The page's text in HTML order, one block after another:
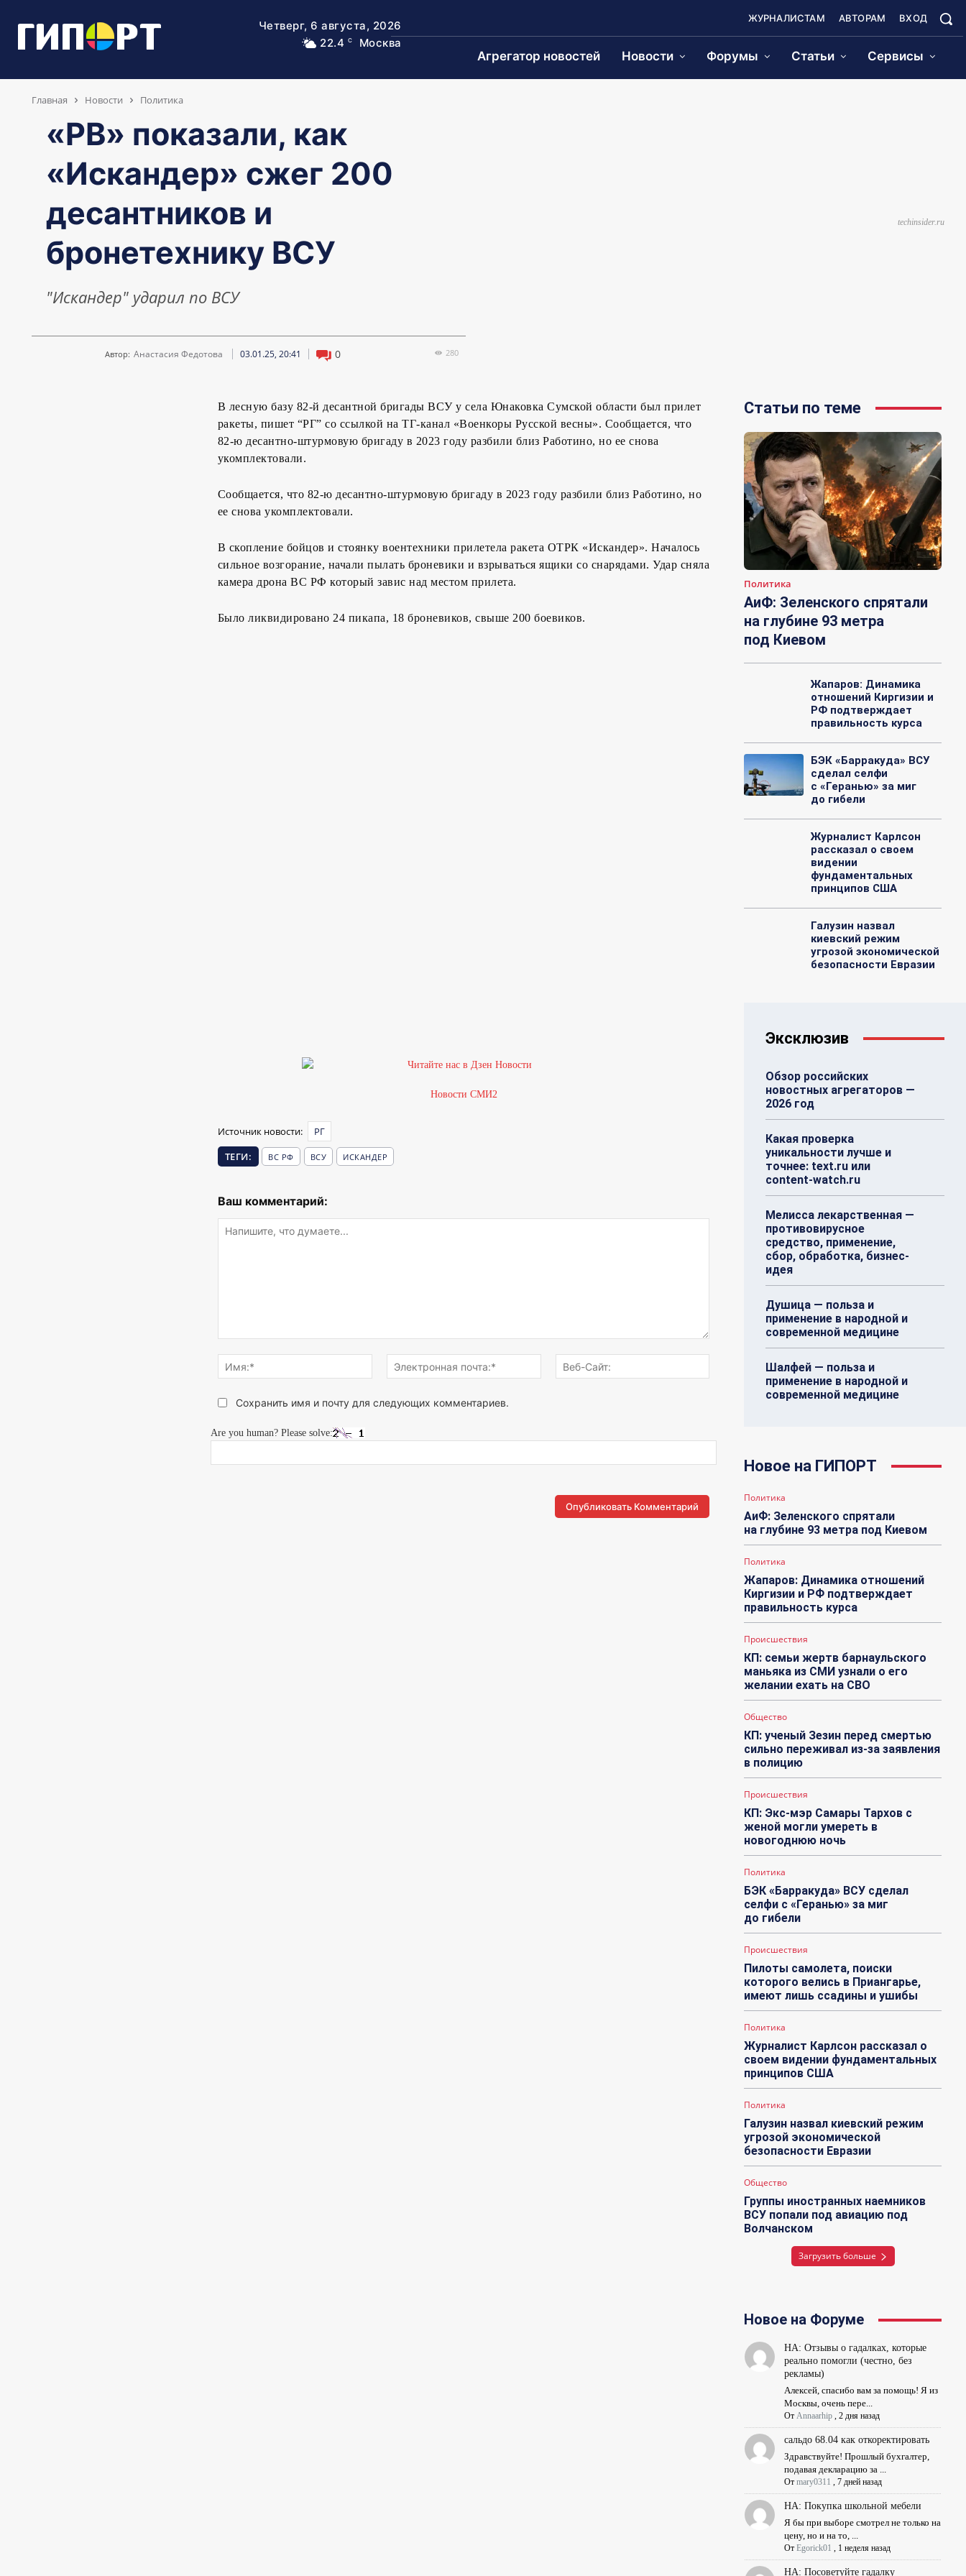
Четверг, 6 августа, 2026
22.4
C Москва
ЖУРНАЛИСТАМ АВТОРАМ ВХОД
Агрегатор новостей Новости Форумы Статьи Сервисы
Главная Новости Политика
«РВ» показали, как
«Искандер» сжег 200
десантников и
бронетехнику ВСУ
"Искандер" ударил по ВСУ
Автор: Анастасия Федотова 03.01.25, 20:41 0 280
techinsider.ru
В лесную базу 82-й десантной бригады ВСУ у села Юнаковка Сумской области был прилет
ракеты, пишет “РГ” со ссылкой на ТГ-канал «Военкоры Русской весны». Сообщается, что
82-ю десантно-штурмовую бригаду в 2023 году разбили близ Работино, но ее снова
укомплектовали.
Сообщается, что 82-ю десантно-штурмовую бригаду в 2023 году разбили близ Работино, но
ее снова укомплектовали.
В скопление бойцов и стоянку воентехники прилетела ракета ОТРК «Искандер». Началось
сильное возгорание, начали пылать броневики и взрываться ящики со снарядами. Удар сняла
камера дрона ВС РФ который завис над местом прилета.
Было ликвидировано 24 пикапа, 18 броневиков, свыше 200 боевиков.
Новости СМИ2
Источник новости:
РГ
ТЕГИ:
ВС РФ ВСУ ИСКАНДЕР
Ваш комментарий:
что
думаете...
Имя:*
Электронная
почта:*
Сохранить имя и почту для следующих комментариев.
Are you human? Please solve:
Статьи по теме
Политика
АиФ: Зеленского спрятали
на глубине 93 метра
под Киевом
Жапаров: Динамика
отношений Киргизии и
РФ подтверждает
правильность курса
БЭК «Барракуда» ВСУ
сделал селфи
с «Геранью» за миг
до гибели
Журналист Карлсон
рассказал о своем
видении
фундаментальных
принципов США
Галузин назвал
киевский режим
угрозой экономической
безопасности Евразии
Эксклюзив
Обзор российских
новостных агрегаторов —
2026 год
Какая проверка
уникальности лучше и
точнее: text.ru или
content-watch.ru
Мелисса лекарственная —
противовирусное
средство, применение,
сбор, обработка, бизнес-
идея
Душица — польза и
применение в народной и
современной медицине
Шалфей — польза и
применение в народной и
современной медицине
Новое на ГИПОРТ
Политика
АиФ: Зеленского спрятали
на глубине 93 метра под Киевом
Политика
Жапаров: Динамика отношений
Киргизии и РФ подтверждает
правильность курса
Происшествия
КП: семьи жертв барнаульского
маньяка из СМИ узнали о его
желании ехать на СВО
Общество
КП: ученый Зезин перед смертью
сильно переживал из-за заявления
в полицию
Происшествия
КП: Экс-мэр Самары Тархов с
женой могли умереть в
новогоднюю ночь
Политика
БЭК «Барракуда» ВСУ сделал
селфи с «Геранью» за миг
до гибели
Происшествия
Пилоты самолета, поиски
которого велись в Приангарье,
имеют лишь ссадины и ушибы
Политика
Журналист Карлсон рассказал о
своем видении фундаментальных
принципов США
Политика
Галузин назвал киевский режим
угрозой экономической
безопасности Евразии
Общество
Группы иностранных наемников
ВСУ попали под авиацию под
Волчанском
Загрузить больше
Новое на Форуме
НА: Отзывы о гадалках, которые
реально помогли (честно, без
рекламы)
Алексей, спасибо вам за помощь! Я из
Москвы, очень пере...
От Annaarhip, 2 дня назад
сальдо 68.04 как откоректировать
Здравствуйте! Прошлый бухгалтер,
подавая декларацию за ...
От mary0311 , 7 дней назад
НА: Покупка школьной мебели
Я бы при выборе смотрел не только на
цену, но и на то, ...
От Egorick01 , 1 неделя назад
НА: Посоветуйте гадалку